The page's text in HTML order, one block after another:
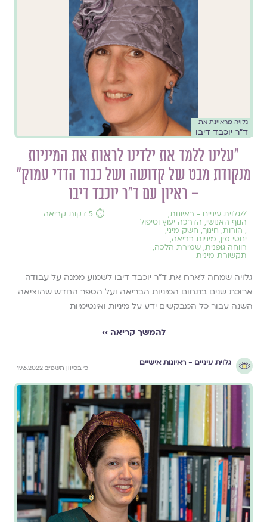
גלויה מראיינת את
ד״ר יוכבד דיבו
״עלינו ללמד את ילדינו לראות את המיניות
מנקודת מבט של קדושה ושל כבוד הדדי עמוק״
– ראיון עם ד״ר יוכבד דיבו
//גלוית עיניים - ראיונות,
הגוף האנושי, הדרכה יעוץ וטיפול
, הורות, חינוך, חשק מיני,
יחסי מין, מיניות בריאה,
רווחה גופנית, שמירת הלכה,
תקשורת מינית
⏱️ 5 דקות קריאה
גלויה שמחה לארח את ד״ר יוכבד דיבו לשמוע ממנה על עבודה
ארוכת שנים בתחום המיניות הבריאה ועל הספר החדש שהוציאה
השנה עבור כל המבקשים ידע על מיניות ואינטימיות
להמשך קריאה ››
גלוית עיניים - ראיונות אישיים
כ׳ בסיוון תשפ״ב 19.6.2022